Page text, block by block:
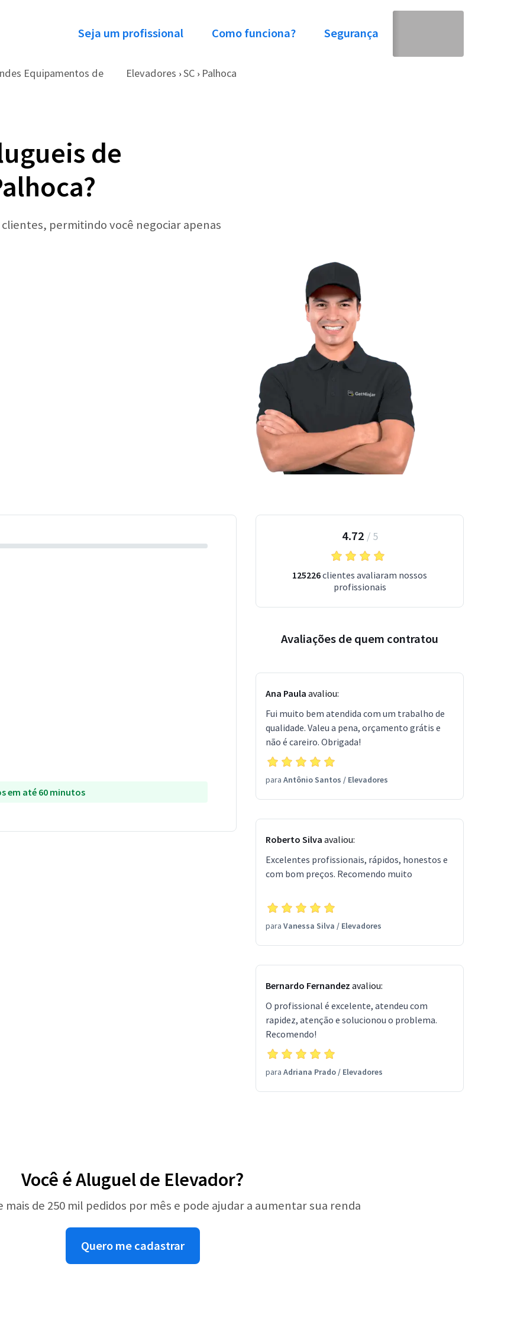
Seja um profissional Como funciona? Segurança
Equipamentos de
Elevadores › SC › Palhoca
de
permitindo você negociar apenas
em até 60 minutos
4.72 / 5
125226clientes avaliaram nossos
profissionais
Avaliações de quem contratou
Ana Paula avaliou:
Fui muito bem atendida com um trabalho de
qualidade. Valeu a pena, orçamento grátis e
não é careiro. Obrigada!
para Antônio Santos / Elevadores
Roberto Silva avaliou:
Excelentes profissionais, rápidos, honestos e
com bom preços. Recomendo muito
para Vanessa Silva / Elevadores
Bernardo Fernandez avaliou:
O profissional é excelente, atendeu com
rapidez, atenção e solucionou o problema.
Recomendo!
para Adriana Prado/ Elevadores
Você é Aluguel de Elevador?
mais de 250 mil pedidos por mês e pode ajudar a aumentar sua renda
Quero me cadastrar